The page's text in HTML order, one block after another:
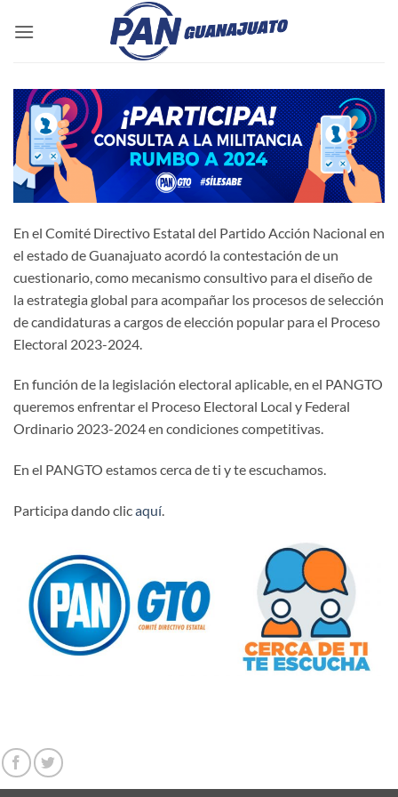
En el Comité Directivo Estatal del Partido Acción Nacional en
el estado de Guanajuato acordó la contestación de un
cuestionario, como mecanismo consultivo para el diseño de
la estrategia global para acompañar los procesos de selección
de candidaturas a cargos de elección popular para el Proceso
Electoral 2023-2024.
En función de la legislación electoral aplicable, en el PANGTO
queremos enfrentar el Proceso Electoral Local y Federal
Ordinario 2023-2024 en condiciones competitivas.
En el PANGTO estamos cerca de ti y te escuchamos.
Participa dando clicaquí.